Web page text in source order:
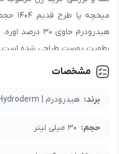
هیدرودرم
رطوبت پوست طراحی شده است.
را نرم و لطیف کرده و از
استفاده منظم از این محصول
صاف و نرم در ناحیه پا کمک
کنید.
مشخصات
برند: هیدرودرم | Hydroderm
حجم: 30 میلی لیتر